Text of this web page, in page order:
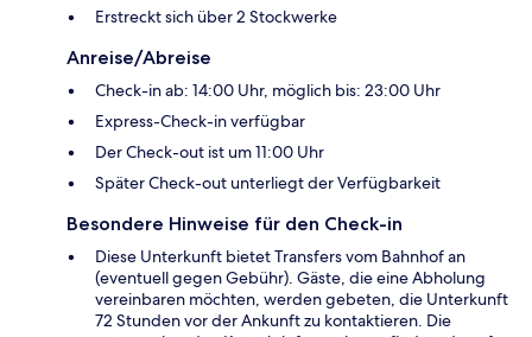
Erstreckt sich über 2 Stockwerke
Anreise/Abreise
Check-in ab: 14:00 Uhr, möglich bis: 23:00 Uhr
Express-Check-in verfügbar
Der Check-out ist um 11:00 Uhr
Später Check-out unterliegt der Verfügbarkeit
Besondere Hinweise für den Check-in
Diese Unterkunft bietet Transfers vom Bahnhof an
(eventuell gegen Gebühr). Gäste, die eine Abholung
vereinbaren möchten, werden gebeten, die Unterkunft
72 Stunden vor der Ankunft zu kontaktieren. Die